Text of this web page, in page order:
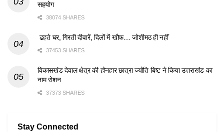
सहयोग
38074 SHARES
ढहते घर, गिरती दीवारें, दिलों में खौफ… जोशीमठ ही नहीं
37453 SHARES
विकासखंड देवाल क्षेत्र की होनहार छात्रा ज्योति बिष्ट ने किया उत्तराखंड का
नाम रोशन
37373 SHARES
Stay Connected